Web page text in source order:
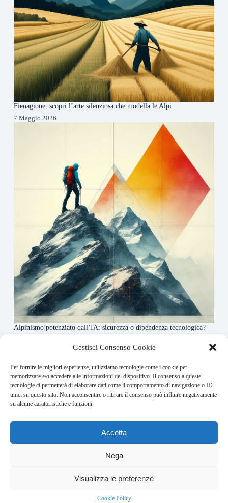
Gestisci Consenso Cookie
Per fornire le migliori esperienze, utilizziamo tecnologie come i cookie per
memorizzare e/o accedere alle informazioni del dispositivo. Il consenso a queste
tecnologie ci permetterà di elaborare dati come il comportamento di navigazione o ID
unici su questo sito. Non acconsentire o ritirare il consenso può influire negativamente
su alcune caratteristiche e funzioni.
Accetta
Nega
Visualizza le preferenze
Cookie Policy
Fienagione: scopri l’arte silenziosa che modella le Alpi
7 Maggio 2026
Alpinismo potenziato dall’IA: sicurezza o dipendenza tecnologica?
About this website
Rivistadellamontagna.it ogni giorno trova per te le principali
notizie su montagna trekking e alpinismo da tutto il mondo.
Address:
VIA USODIMARE 3 - 37138 - VERONA (VR)
redazione@bullet-network.com
bullet-network.com
Bullet - Dynamic Solutions Srl P.IVA 02954300238 – REA